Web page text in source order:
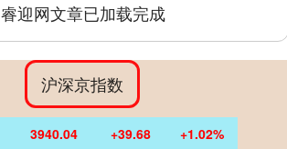
睿迎网文章已加载完成
沪深京指数
3940.04 +39.68 +1.02%